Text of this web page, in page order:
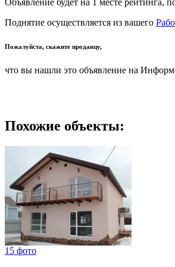
Поднятие осуществляется из вашего
Пожалуйста, скажите продавцу,
что вы нашли это объявление на
Похожие объекты:
15 фото